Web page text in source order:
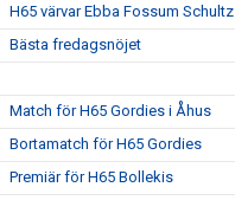
H65 värvar Ebba Fossum Schultz
Bästa fredagsnöjet
Match för H65 Gordies i Åhus
Bortamatch för H65 Gordies
Premiär för H65 Bollekis